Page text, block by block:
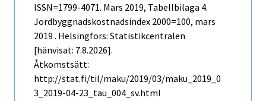
ISSN=1799-4071. Mars 2019, Tabellbilaga 4.
Jordbyggnadskostnadsindex 2000=100, mars
2019 . Helsingfors: Statistikcentralen
[hänvisat: 7.8.2026].
Åtkomstsätt:
http://stat.fi/til/maku/2019/03/maku_2019_0
3_2019-04-23_tau_004_sv.html